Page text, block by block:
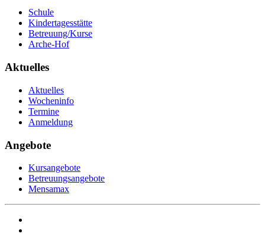
Schule
Kindertagesstätte
Betreuung/Kurse
Arche-Hof
Aktuelles
Aktuelles
Wocheninfo
Termine
Anmeldung
Angebote
Kursangebote
Betreuungsangebote
Mensamax